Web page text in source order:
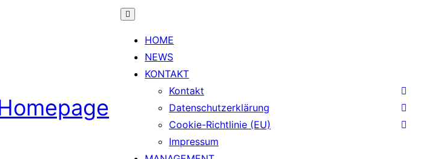
HOME
NEWS
KONTAKT
Kontakt
Datenschutzerklärung
Cookie-Richtlinie (EU)
Impressum